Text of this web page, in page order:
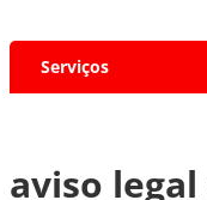
Serviços
aviso